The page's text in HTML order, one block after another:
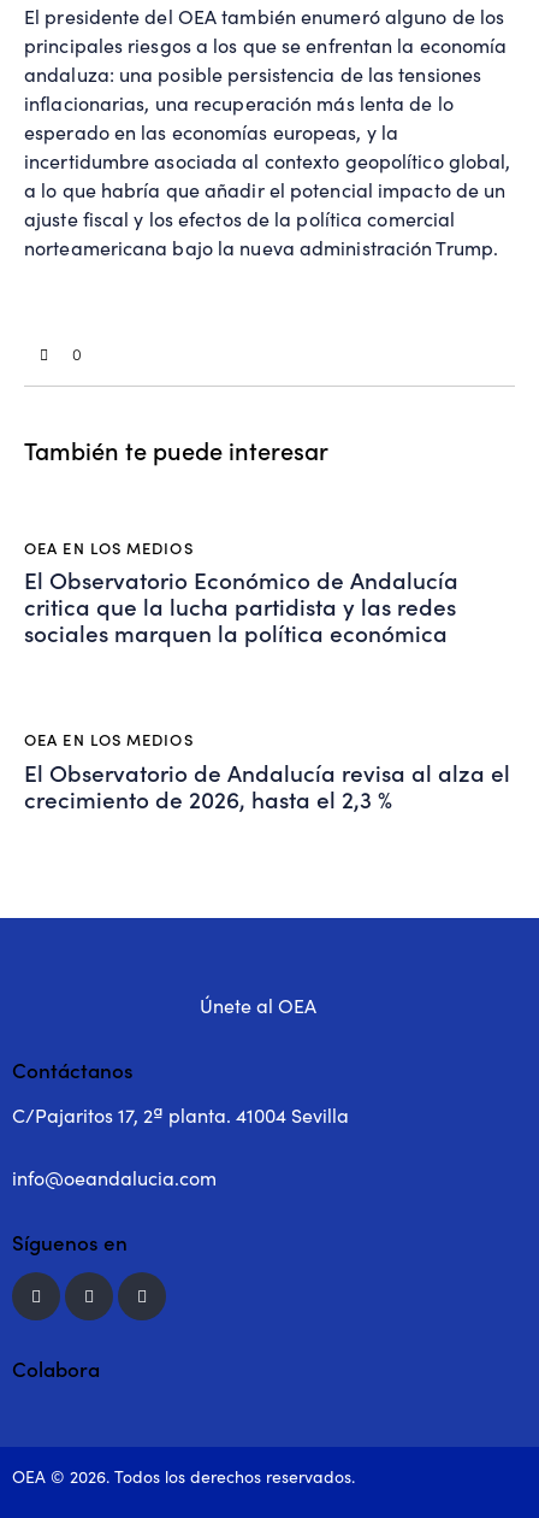
El presidente del OEA también enumeró alguno de los
principales riesgos a los que se enfrentan la economía
andaluza: una posible persistencia de las tensiones
inflacionarias, una recuperación más lenta de lo
esperado en las economías europeas, y la
incertidumbre asociada al contexto geopolítico global,
a lo que habría que añadir el potencial impacto de un
ajuste fiscal y los efectos de la política comercial
norteamericana bajo la nueva administración Trump.
0
También te puede interesar
OEA EN LOS MEDIOS
El Observatorio Económico de Andalucía
critica que la lucha partidista y las redes
sociales marquen la política económica
OEA EN LOS MEDIOS
El Observatorio de Andalucía revisa al alza el
crecimiento de 2026, hasta el 2,3 %
Únete al OEA
Contáctanos
C/Pajaritos 17, 2ª planta. 41004 Sevilla
info@oeandalucia.com
Síguenos en
Colabora
OEA © 2026. Todos los derechos reservados.